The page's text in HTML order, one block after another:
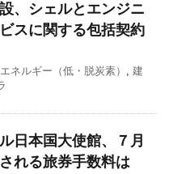
、シェルとエンジニ
スに関する包括契約
エネルギー（低・脱炭素） , 建
日本国大使館、７月
れる旅券手数料は